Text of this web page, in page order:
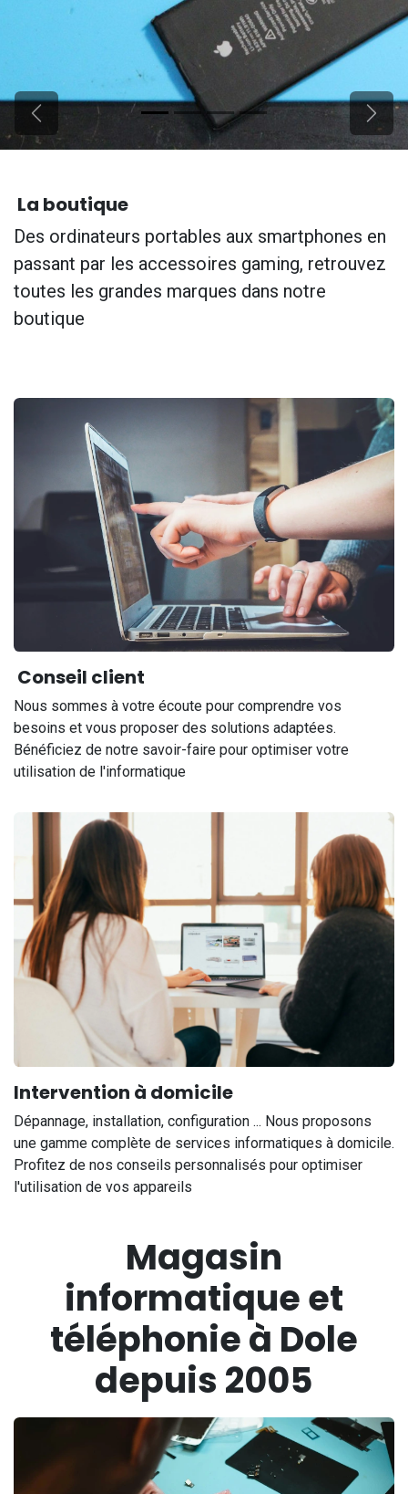
Previous Next
La boutique
Des ordinateurs portables aux smartphones en
passant par les accessoires gaming, retrouvez
toutes les grandes marques dans notre
boutique
Conseil client
Nous sommes à votre écoute pour comprendre vos
besoins et vous proposer des solutions adaptées.
Bénéficiez de notre savoir-faire pour optimiser votre
utilisation de l'informatique
Intervention à domicile
Dépannage, installation, configuration ... Nous proposons
une gamme complète de services informatiques à domicile.
Profitez de nos conseils personnalisés pour optimiser
l'utilisation de vos appareils
Magasin
informatique et
téléphonie à Dole
depuis 2005